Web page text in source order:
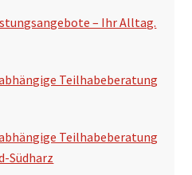
– Ihr Alltag.
Teilhabeberatung
Teilhabeberatung
Südharz